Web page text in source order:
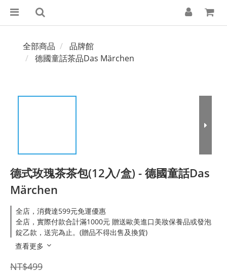
全部商品
品牌館
德國童話茶品Das Märchen
德式玫瑰茶茶包(12入/盒) - 德國童話Das
Märchen
全店，消費達599元免運優惠
全店，實際付款合計滿1000元 贈送歐美進口美妝保養品或發泡
錠乙款，送完為止。(贈品不得出售及換貨)
查看更多
NT$499